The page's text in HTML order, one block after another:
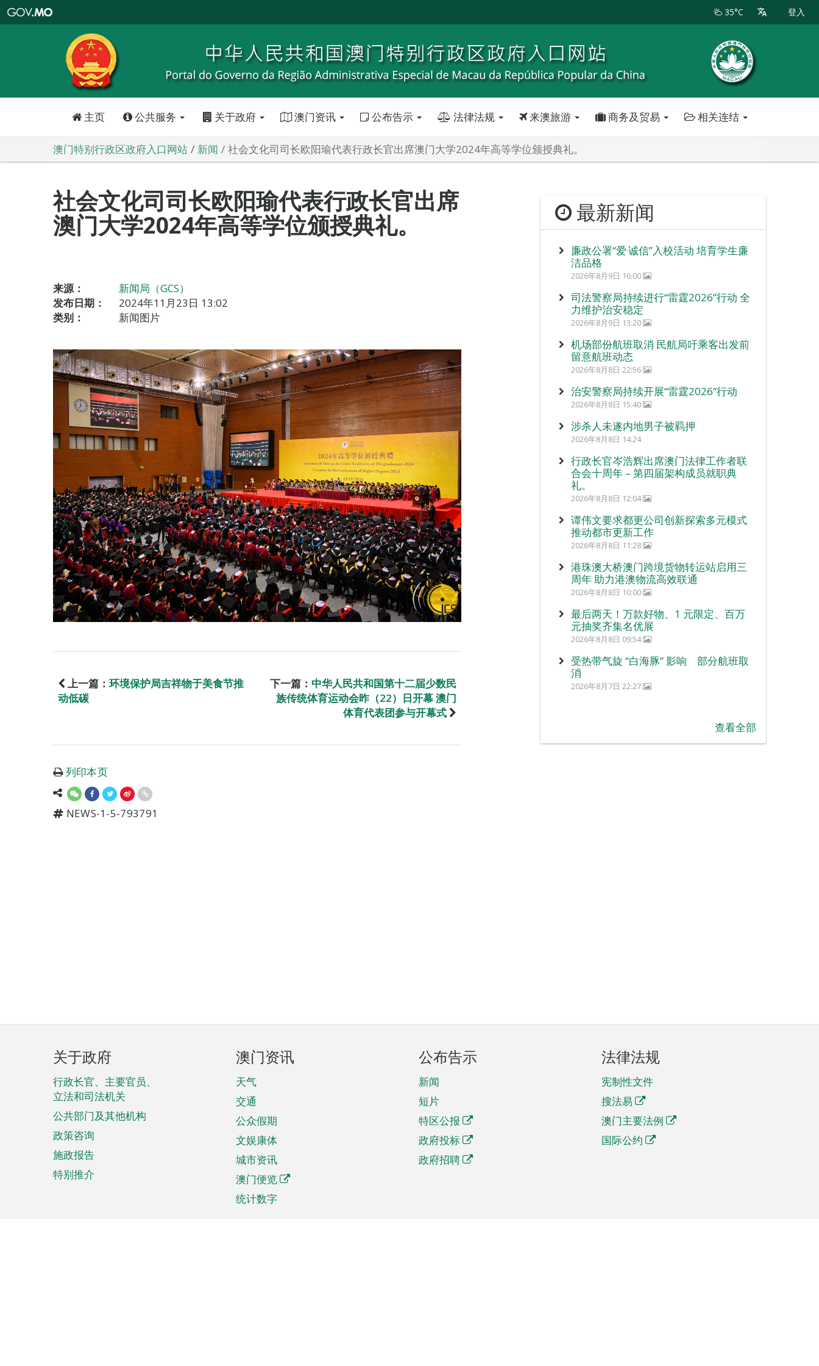
特
政
区
政
口
35°C 登入
主页 公共服务 关于政府 澳门资讯 公布告示 法律法规 来澳旅游 商务及贸易 相关连结
澳门特别行政区政府入口网站 新闻 社会文化司司长欧阳瑜代表行政长官出席澳门大学2024年高等学位颁授典礼。
社会文化司司长欧阳瑜代表行政长官出席
澳门大学2024年高等学位颁授典礼。
来源：
新闻局（GCS）
发布日期：
2024年11月23日 13:02
类别：
新闻图片
上一篇： 环境保护局吉祥物于美食节推
动低碳
下一篇： 中华人民共和国第十二届少数民
族传统体育运动会昨（22）日开幕 澳门
体育代表团参与开幕式
列印本页
NEWS-1-5-793791
最新新闻
廉政公署“爱‧诚信”入校活动 培育学生廉
洁品格
2026年8月9日 16:00
司法警察局持续进行“雷霆2026”行动 全
力维护治安稳定
2026年8月9日 13:20
机场部份航班取消 民航局吁乘客出发前
留意航班动态
2026年8月8日 22:56
治安警察局持续开展“雷霆2026”行动
2026年8月8日 15:40
涉杀人未遂内地男子被羁押
2026年8月8日 14:24
行政长官岑浩辉出席澳门法律工作者联
合会十周年 – 第四届架构成员就职典
礼。
2026年8月8日 12:04
谭伟文要求都更公司创新探索多元模式
推动都市更新工作
2026年8月8日 11:28
港珠澳大桥澳门跨境货物转运站启用三
周年 助力港澳物流高效联通
2026年8月8日 10:00
最后两天！万款好物、1 元限定、百万
元抽奖齐集名优展
2026年8月8日 09:54
受热带气旋 “白海豚” 影响 部分航班取
消
2026年8月7日 22:27
查看全部
页
脚
菜
单
关于政府
行政长官、主要官员、
立法和司法机关
公共部门及其他机构
政策咨询
施政报告
特别推介
澳门资讯
天气
交通
公众假期
文娱康体
城市资讯
澳门便览
统计数字
公布告示
新闻
短片
特区公报
政府投标
政府招聘
法律法规
宪制性文件
搜法易
澳门主要法例
国际公约